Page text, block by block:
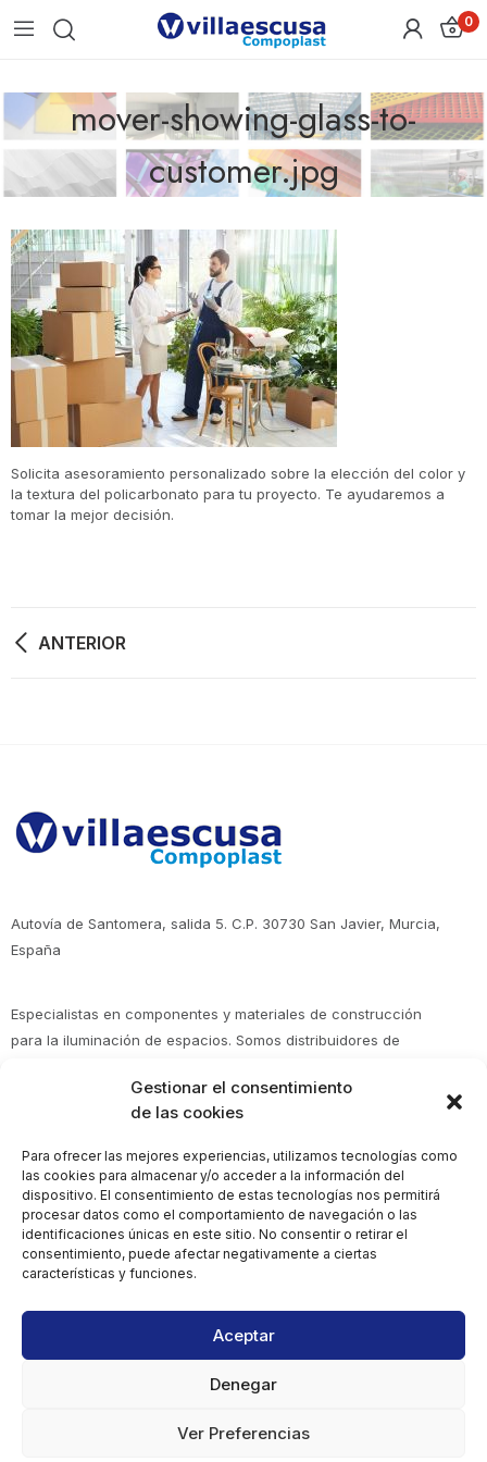
Gestionar el consentimiento
de las cookies
Para ofrecer las mejores experiencias, utilizamos tecnologías como
las cookies para almacenar y/o acceder a la información del
dispositivo. El consentimiento de estas tecnologías nos permitirá
procesar datos como el comportamiento de navegación o las
identificaciones únicas en este sitio. No consentir o retirar el
consentimiento, puede afectar negativamente a ciertas
características y funciones.
Aceptar
Denegar
Ver Preferencias
0
mover-showing-glass-to-
customer.jpg
Solicita asesoramiento personalizado sobre la elección del color y
la textura del policarbonato para tu proyecto. Te ayudaremos a
tomar la mejor decisión.
Navegación
ANTERIOR
Autovía de Santomera, salida 5. C.P. 30730 San Javier, Murcia,
España
Especialistas en componentes y materiales de construcción
para la iluminación de espacios. Somos distribuidores de
España. Expertos en policarbonato, metacrilato, poliéster y
Aviso Legal
Política de Privacidad
Términos y Condiciones
Copyright 2025 © Villaescusa Compoplast. Todos los Derechos